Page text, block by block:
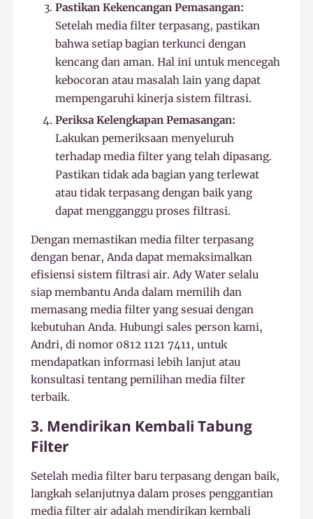
Pastikan Kekencangan Pemasangan:
Setelah media filter terpasang, pastikan
bahwa setiap bagian terkunci dengan
kencang dan aman. Hal ini untuk mencegah
kebocoran atau masalah lain yang dapat
mempengaruhi kinerja sistem filtrasi.
Periksa Kelengkapan Pemasangan:
Lakukan pemeriksaan menyeluruh
terhadap media filter yang telah dipasang.
Pastikan tidak ada bagian yang terlewat
atau tidak terpasang dengan baik yang
dapat mengganggu proses filtrasi.
Dengan memastikan media filter terpasang
dengan benar, Anda dapat memaksimalkan
efisiensi sistem filtrasi air. Ady Water selalu
siap membantu Anda dalam memilih dan
memasang media filter yang sesuai dengan
kebutuhan Anda. Hubungi sales person kami,
Andri, di nomor 0812 1121 7411, untuk
mendapatkan informasi lebih lanjut atau
konsultasi tentang pemilihan media filter
terbaik.
3. Mendirikan Kembali Tabung
Filter
Setelah media filter baru terpasang dengan baik,
langkah selanjutnya dalam proses penggantian
media filter air adalah mendirikan kembali